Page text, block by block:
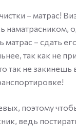
– матрас!
наматрасником,
– сдать
так как не
так не
поэтому
ведь